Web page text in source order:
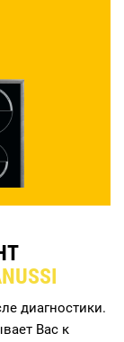
диагностики.
Вас к